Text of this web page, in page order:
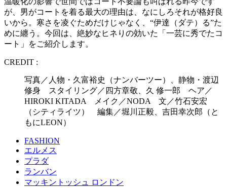
が、男がコートを着る最大の理由は、なにしろそれが格好良
いから。寒さを凌ぐためだけじゃなく、“伊達（ダテ）る”た
めに纏う。今回は、絶妙なヒネりの効いた「一芸に秀でたコ
ート」をご紹介します。
CREDIT :
写真／人物・久富裕史（ナンバーツー）、静物・渡辺
修身 スタイリング／四方章敬、久 修一郎 ヘア／
HIROKI KITADA メイク／NODA 文／竹石安宏
（シティライツ） 編集／堀川正毅、吉田幸次郎（と
もにLEON）
FASHION
エルメス
プラダ
ランバン
マッキントッシュ ロンドン